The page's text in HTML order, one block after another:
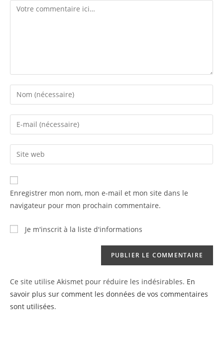
Comment
Enter
your
name
comment
Enter
your
email
address
comment
Enter
your
website
URL
(optional)
Enregistrer mon nom, mon e-mail et mon site dans le
navigateur pour mon prochain commentaire.
Je m'inscrit à la liste d'informations
Ce site utilise Akismet pour réduire les indésirables. En
savoir plus sur comment les données de vos commentaires
sont utilisées.